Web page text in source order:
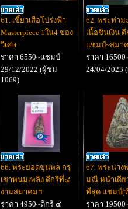
61. เขี้ยวเสือโปร่งฟ้า
Masterpiece 1ใน4 ของ
วิเศษ
ราคา 6550~แชมป์
29/12/2022 (ผู้ชม
1069)
62. พระท่าม
เนื้อชินเงิน
แชมป์~สมา
ราคา
24/04/2023
66. พระยอดขุนพล กรุ
เขาพนมเพลิง ดีกรีที่๔
งานสมาคมฯ
ราคา 4950~ดีกรี ๔
67. พระนา
มณี หน้าเดีย
ที่สุด แชมป์(
ราคา